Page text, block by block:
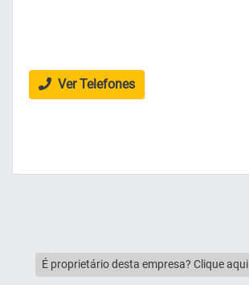
Ver Telefones
É proprietário desta empresa? Clique